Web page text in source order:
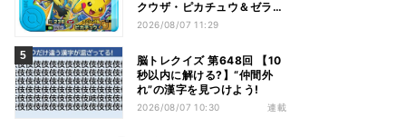
クウザ・ピカチュウ＆ゼラオ
ラのスペシャルフレンダピッ
2026/08/07 11:29
脳トレクイズ 第648回 【10
秒以内に解ける?】“仲間外
れ”の漢字を見つけよう!
2026/08/07 10:30 連載